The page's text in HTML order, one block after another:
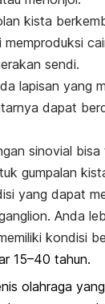
kista
sendi.
lapisan yang
dapat
sinovial bisa
gumpalan
yang dapat
Anda
kondisi
15–40 tahun.
olahraga